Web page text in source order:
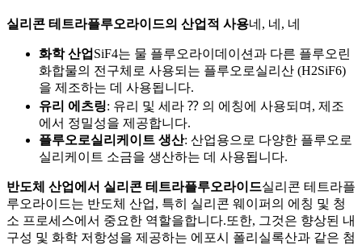
실리콘 테트라플루오라이드의 산업적 사용네, 네, 네
화학 산업 SiF4는 물 플루오라이데이션과 다른 플루오린
화합물의 전구체로 사용되는 플루오로실리산 (H2SiF6)
을 제조하는 데 사용됩니다.
유리 에츠링: 유리 및 세라 ⁇ 의 에칭에 사용되며, 제조
에서 정밀성을 제공합니다.
플루오로실리케이트 생산: 산업용으로 다양한 플루오로
실리케이트 소금을 생산하는 데 사용됩니다.
반도체 산업에서 실리콘 테트라플루오라이드실리콘 테트라플
루오라이드는 반도체 산업, 특히 실리콘 웨이퍼의 에칭 및 청
소 프로세스에서 중요한 역할을합니다.또한, 그것은 향상된 내
구성 및 화학 저항성을 제공하는 에포시 폴리실록산과 같은 첨